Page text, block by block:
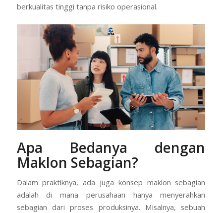
berkualitas tinggi tanpa risiko operasional.
Apa Bedanya dengan
Maklon Sebagian?
Dalam praktiknya, ada juga konsep maklon sebagian
adalah di mana perusahaan hanya menyerahkan
sebagian dari proses produksinya. Misalnya, sebuah